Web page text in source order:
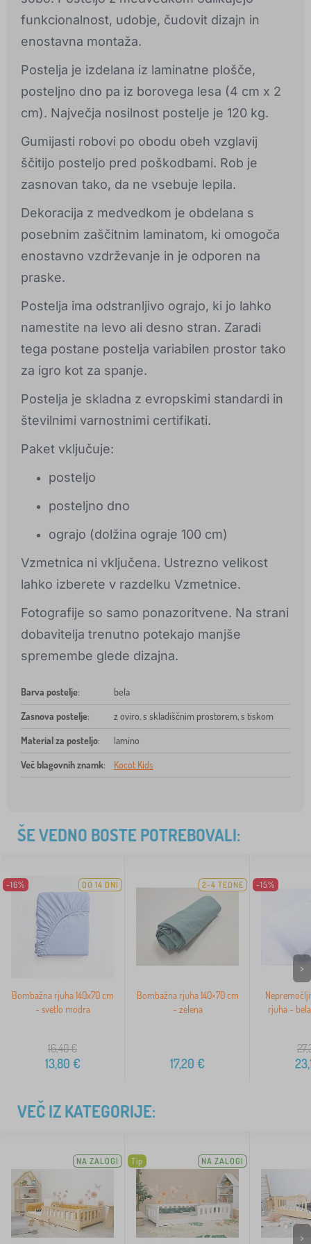
funkcionalnost, udobje, čudovit dizajn in
enostavna montaža.
Postelja je izdelana iz laminatne plošče,
posteljno dno pa iz borovega lesa (4 cm x 2
cm). Največja nosilnost postelje je 120 kg.
Gumijasti robovi po obodu obeh vzglavij
ščitijo posteljo pred poškodbami. Rob je
zasnovan tako, da ne vsebuje lepila.
Dekoracija z medvedkom je obdelana s
posebnim zaščitnim laminatom, ki omogoča
enostavno vzdrževanje in je odporen na
praske.
Postelja ima odstranljivo ograjo, ki jo lahko
namestite na levo ali desno stran. Zaradi
tega postane postelja variabilen prostor tako
za igro kot za spanje.
Postelja je skladna z evropskimi standardi in
številnimi varnostnimi certifikati.
Paket vključuje:
posteljo
posteljno dno
ograjo (dolžina ograje 100 cm)
Vzmetnica ni vključena. Ustrezno velikost
lahko izberete v razdelku Vzmetnice.
Fotografije so samo ponazoritvene. Na strani
dobavitelja trenutno potekajo manjše
spremembe glede dizajna.
Barva postelje: bela
Zasnova postelje: z oviro, s skladiščnim prostorem, s tiskom
Material za posteljo: lamino
Več blagovnih znamk: Kocot Kids
ŠE VEDNO BOSTE POTREBOVALI:
-16% DO 14 DNI
Bombažna rjuha 140x70 cm
- svetlo modra
16,40€
13,80 €
2-4 TEDNE
Bombažna rjuha 140×70 cm
- zelena
17,20 €
-15%
rjuha -
>
VEČ IZ KATEGORIJE:
NA ZALOGI Tip NA ZALOGI
>